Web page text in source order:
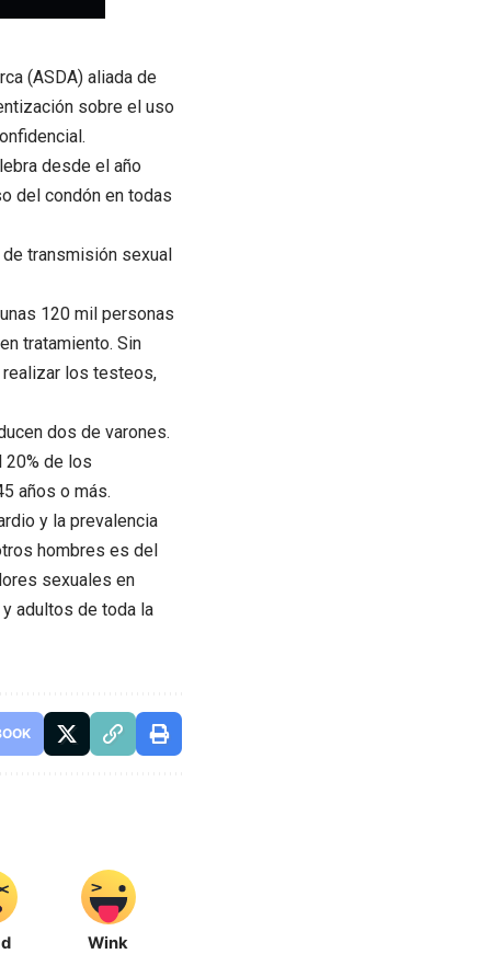
(ASDA) aliada de
sobre el uso
desde el año
del condón en todas
transmisión sexual
120 mil personas
tratamiento. Sin
realizar los testeos,
dos de varones.
20% de los
años o más.
y la prevalencia
hombres es del
sexuales en
adultos de toda la
Wink